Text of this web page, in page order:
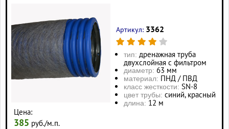
Цена:
385 руб./м.п.
Артикул: 3362
тип: дренажная труба
двухслойная с фильтром
диаметр: 63 мм
материал: ПНД / ПВД
класс жесткости: SN-8
цвет трубы: синий, красный
длина: 12 м